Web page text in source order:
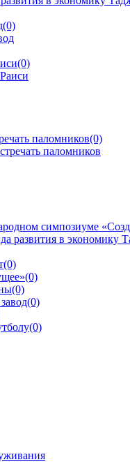
(0)
(0)
паломников(0)
симпозиуме
развития в экономику
(0)
(0)
(0)
(0)
(0)